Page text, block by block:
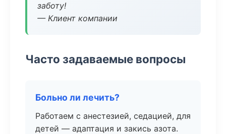
заботу!
— Клиент компании
Часто задаваемые вопросы
Больно ли лечить?
Работаем с анестезией, седацией, для
детей — адаптация и закись азота.